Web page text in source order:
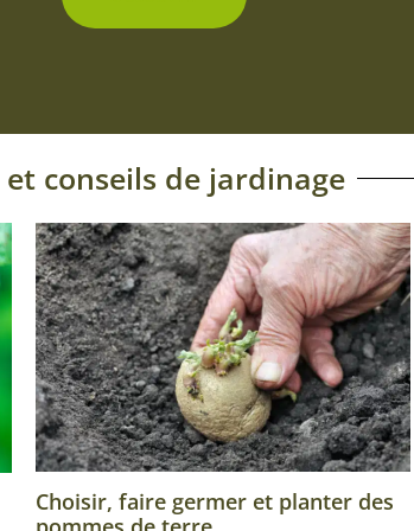
conseils de jardinage
Choisir, faire germer et planter des